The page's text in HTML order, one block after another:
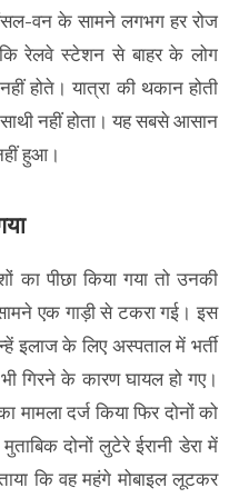
वन के सामने लगभग हर रोज
रेलवे स्टेशन से बाहर के लोग
होते। यात्रा की थकान होती
नहीं होता। यह सबसे आसान
हुआ।
का पीछा किया गया तो उनकी
एक गाड़ी से टकरा गई। इस
इलाज के लिए अस्पताल में भर्ती
गिरने के कारण घायल हो गए।
दर्ज किया फिर दोनों को
दोनों लुटेरे ईरानी डेरा में
कि वह महंगे मोबाइल लूटकर